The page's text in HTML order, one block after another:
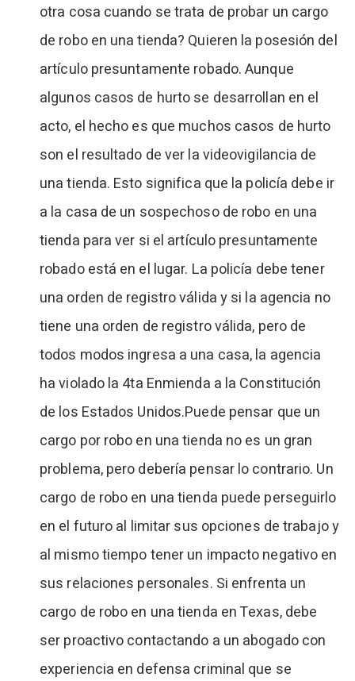
otra cosa cuando se trata de probar un cargo
de robo en una tienda? Quieren la posesión del
artículo presuntamente robado. Aunque
algunos casos de hurto se desarrollan en el
acto, el hecho es que muchos casos de hurto
son el resultado de ver la videovigilancia de
una tienda. Esto significa que la policía debe ir
a la casa de un sospechoso de robo en una
tienda para ver si el artículo presuntamente
robado está en el lugar. La policía debe tener
una orden de registro válida y si la agencia no
tiene una orden de registro válida, pero de
todos modos ingresa a una casa, la agencia
ha violado la 4ta Enmienda a la Constitución
de los Estados Unidos.Puede pensar que un
cargo por robo en una tienda no es un gran
problema, pero debería pensar lo contrario. Un
cargo de robo en una tienda puede perseguirlo
en el futuro al limitar sus opciones de trabajo y
al mismo tiempo tener un impacto negativo en
sus relaciones personales. Si enfrenta un
cargo de robo en una tienda en Texas, debe
ser proactivo contactando a un abogado con
experiencia en defensa criminal que se